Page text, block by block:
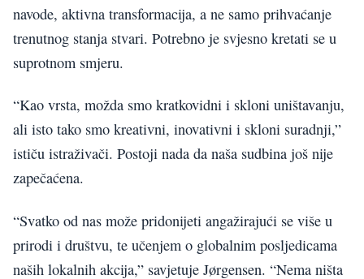
navode, aktivna transformacija, a ne samo prihvaćanje
trenutnog stanja stvari. Potrebno je svjesno kretati se u
suprotnom smjeru.
“Kao vrsta, možda smo kratkovidni i skloni uništavanju,
ali isto tako smo kreativni, inovativni i skloni suradnji,”
ističu istraživači. Postoji nada da naša sudbina još nije
zapečaćena.
“Svatko od nas može pridonijeti angažirajući se više u
prirodi i društvu, te učenjem o globalnim posljedicama
naših lokalnih akcija,” savjetuje Jørgensen. “Nema ništa